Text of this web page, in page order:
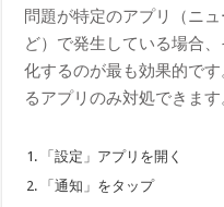
問題が特定のアプリ（ニ
ど）で発生している場合
化するのが最も効果的で
るアプリのみ対処できます
「設定」アプリを開く
「通知」をタップ